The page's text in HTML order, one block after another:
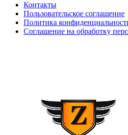
Контакты
Пользовательское соглашение
Политика
Соглашение на обработку